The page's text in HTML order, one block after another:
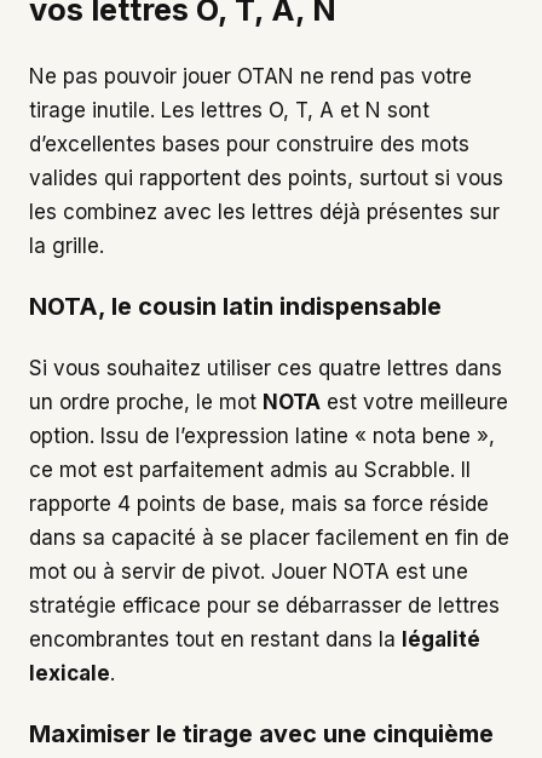
vos lettres O, T, A, N
Ne pas pouvoir jouer OTAN ne rend pas votre
tirage inutile. Les lettres O, T, A et N sont
d’excellentes bases pour construire des mots
valides qui rapportent des points, surtout si vous
les combinez avec les lettres déjà présentes sur
la grille.
NOTA, le cousin latin indispensable
Si vous souhaitez utiliser ces quatre lettres dans
un ordre proche, le mot NOTA est votre meilleure
option. Issu de l’expression latine « nota bene »,
ce mot est parfaitement admis au Scrabble. Il
rapporte 4 points de base, mais sa force réside
dans sa capacité à se placer facilement en fin de
mot ou à servir de pivot. Jouer NOTA est une
stratégie efficace pour se débarrasser de lettres
encombrantes tout en restant dans la légalité
lexicale.
Maximiser le tirage avec une cinquième